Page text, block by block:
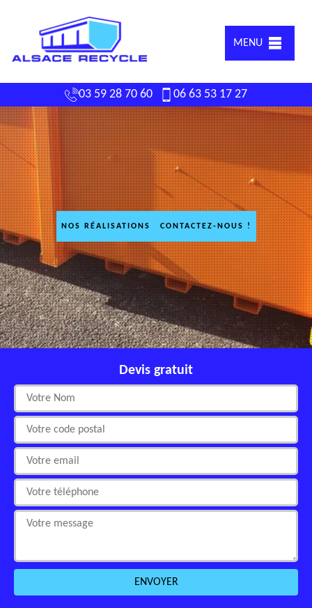
MENU
03 59 28 70 60 06 63 53 17 27
NOS RÉALISATIONS CONTACTEZ-NOUS !
Devis gratuit